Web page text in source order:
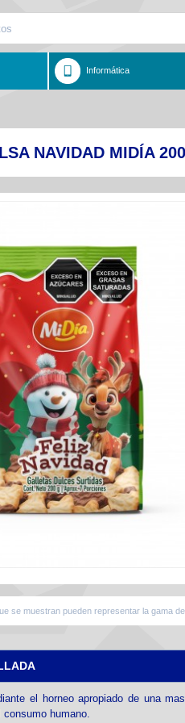
Informática
NAVIDAD MIDÍA
se muestran pueden representar la gama
el horneo apropiado de una
humano.